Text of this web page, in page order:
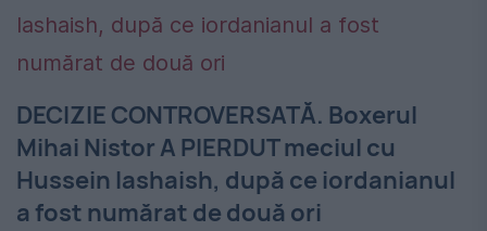
DECIZIE CONTROVERSATĂ. Boxerul
Mihai Nistor A PIERDUT meciul cu
Hussein Iashaish, după ce iordanianul
a fost numărat de două ori